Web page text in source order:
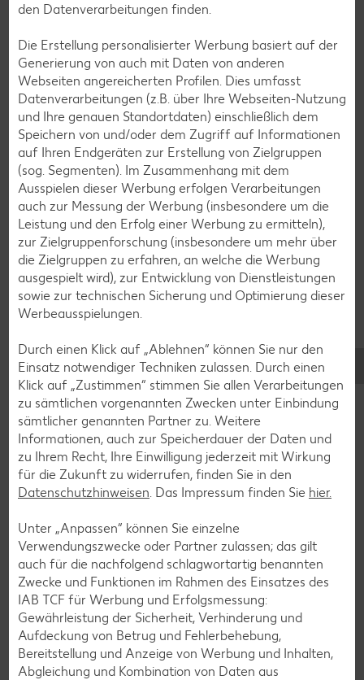
Spargel-Rezepte
Fleisch-Rezepte
Fisch-Rezepte
Geflügel-Rezepte
Lamm-Rezepte
Grill-Rezepte
Muffin-Rezepte
Apfelkuchen-Rezepte
Schokokuchen-Rezepte
Torten-Rezepte
Eis-Rezepte
Plätzchen-Rezepte
Smoothie-Rezepte
Bowle-Rezepte
Cocktail-Rezepte
Avocado-Rezepte
Erdbeer-Rezepte
Blaubeer-Rezepte
Bananen-Rezepte
Zurück zu allen Rezepten
den Datenverarbeitungen finden.
Die Erstellung personalisierter Werbung basiert auf der
Generierung von auch mit Daten von anderen
Webseiten angereicherten Profilen. Dies umfasst
Datenverarbeitungen (z.B. über Ihre Webseiten-Nutzung
und Ihre genauen Standortdaten) einschließlich dem
Speichern von und/oder dem Zugriff auf Informationen
auf Ihren Endgeräten zur Erstellung von Zielgruppen
(sog. Segmenten). Im Zusammenhang mit dem
Ausspielen dieser Werbung erfolgen Verarbeitungen
auch zur Messung der Werbung (insbesondere um die
Leistung und den Erfolg einer Werbung zu ermitteln),
zur Zielgruppenforschung (insbesondere um mehr über
die Zielgruppen zu erfahren, an welche die Werbung
ausgespielt wird), zur Entwicklung von Dienstleistungen
sowie zur technischen Sicherung und Optimierung dieser
Werbeausspielungen.
Durch einen Klick auf „Ablehnen“ können Sie nur den
Einsatz notwendiger Techniken zulassen. Durch einen
Klick auf „Zustimmen“ stimmen Sie allen Verarbeitungen
zu sämtlichen vorgenannten Zwecken unter Einbindung
sämtlicher genannten Partner zu. Weitere
Informationen, auch zur Speicherdauer der Daten und
zu Ihrem Recht, Ihre Einwilligung jederzeit mit Wirkung
für die Zukunft zu widerrufen, finden Sie in den
Datenschutzhinweisen . Das Impressum finden Sie hier.
Unter „Anpassen“ können Sie einzelne
Verwendungszwecke oder Partner zulassen; das gilt
auch für die nachfolgend schlagwortartig benannten
Zwecke und Funktionen im Rahmen des Einsatzes des
IAB TCF für Werbung und Erfolgsmessung:
Gewährleistung der Sicherheit, Verhinderung und
Aufdeckung von Betrug und Fehlerbehebung,
Bereitstellung und Anzeige von Werbung und Inhalten,
Abgleichung und Kombination von Daten aus